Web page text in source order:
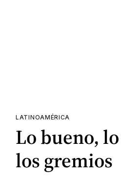
LATINOAMÉRICA
Lo bueno,
los gremios